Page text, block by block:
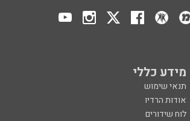
מידע כללי
מדיניות פרטיות
הצהרת נגישות
הרשמה לניוזלטר
צרו קשר